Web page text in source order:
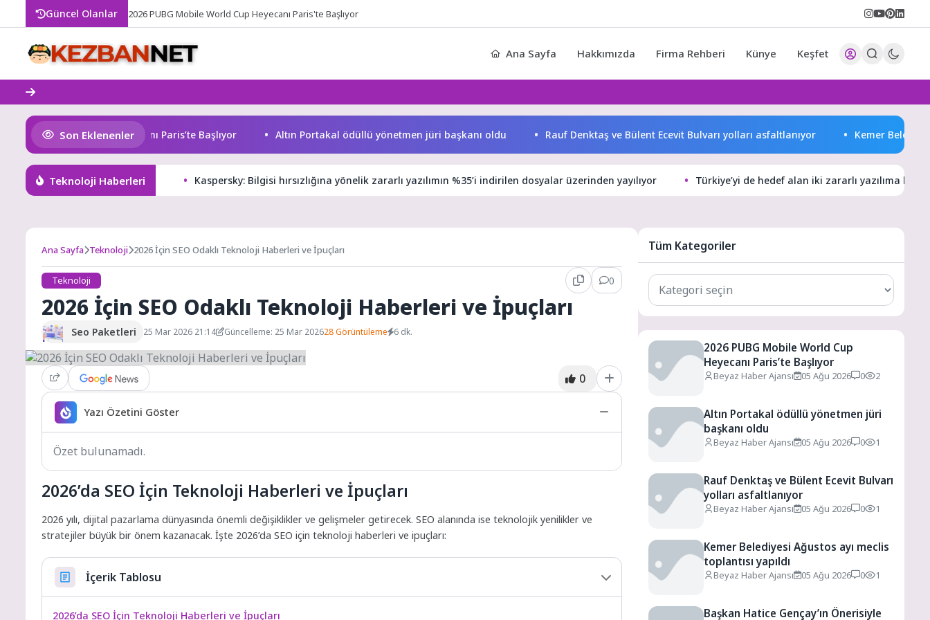
Güncel Olanlar Alt
Ana Sayfa Hakkımızda Firma Rehberi Künye Keşfet
Son Eklenenler
World Cup Heyecanı Paris’te Başlıyor Altın Portakal ödüllü yönetmen jüri başkanı oldu Rauf Denktaş ve Bülent Ecevit Bulvarı yolları asfaltlanıyor Kemer Belediyesi
Teknoloji Haberleri Kaspersky: Bilgisi hırsızlığına yönelik zararlı yazılımın %35’i indirilen dosyalar üzerinden yayılıyor Türkiye’yi de hedef alan iki zararlı yazılıma
Ana Sayfa Teknoloji 2026 İçin SEO Odaklı Teknoloji Haberleri ve İpuçları
Teknoloji 0
2026 İçin SEO Odaklı Teknoloji Haberleri ve İpuçları
Seo Paketleri 25 Mar 2026 21:14 Güncelleme: 25 Mar 202628 Görüntüleme 6 dk.
0
Yazı Özetini Göster
Özet bulunamadı.
2026’da SEO İçin Teknoloji Haberleri ve İpuçları
2026 yılı, dijital pazarlama dünyasında önemli değişiklikler ve gelişmeler getirecek. SEO alanında ise teknolojik yenilikler ve
stratejiler büyük bir önem kazanacak. İşte 2026’da SEO için teknoloji haberleri ve ipuçları:
İçerik Tablosu
2026’da SEO İçin Teknoloji Haberleri ve İpuçları
Tüm Kategoriler
Tüm
Kategoriler
2026 PUBG Mobile World Cup
Heyecanı Paris’te Başlıyor
Beyaz Haber Ajansı 05 Ağu 2026 0 2
Altın Portakal ödüllü yönetmen jüri
başkanı oldu
Beyaz Haber Ajansı 05 Ağu 2026 0 1
Rauf Denktaş ve Bülent Ecevit Bulvarı
yolları asfaltlanıyor
Beyaz Haber Ajansı 05 Ağu 2026 0 1
Kemer Belediyesi Ağustos ayı meclis
toplantısı yapıldı
Beyaz Haber Ajansı 05 Ağu 2026 0 1
Başkan Hatice Gençay’ın Önerisiyle